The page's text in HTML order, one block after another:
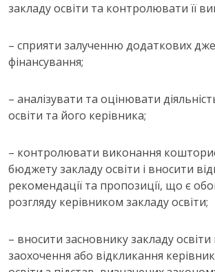
закладу освіти та контролювати її
– сприяти залученню додаткових
фінансування;
– аналізувати та оцінювати
освіти та його керівника;
– контролювати виконання
бюджету закладу освіти і вносити
рекомендації та пропозиції, що є
розгляду керівником закладу освіти;
– вносити засновнику закладу
заохочення або відкликання